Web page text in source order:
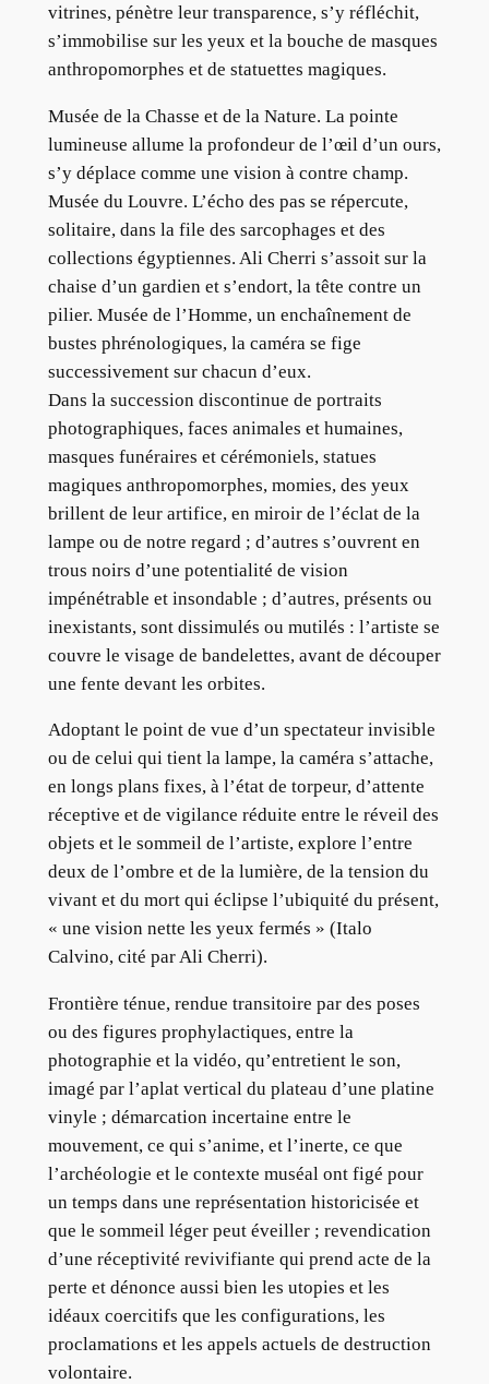
vitrines, pénètre leur transparence, s’y réfléchit,
s’immobilise sur les yeux et la bouche de masques
anthropomorphes et de statuettes magiques.
Musée de la Chasse et de la Nature. La pointe
lumineuse allume la profondeur de l’œil d’un ours,
s’y déplace comme une vision à contre champ.
Musée du Louvre. L’écho des pas se répercute,
solitaire, dans la file des sarcophages et des
collections égyptiennes. Ali Cherri s’assoit sur la
chaise d’un gardien et s’endort, la tête contre un
pilier. Musée de l’Homme, un enchaînement de
bustes phrénologiques, la caméra se fige
successivement sur chacun d’eux.
Dans la succession discontinue de portraits
photographiques, faces animales et humaines,
masques funéraires et cérémoniels, statues
magiques anthropomorphes, momies, des yeux
brillent de leur artifice, en miroir de l’éclat de la
lampe ou de notre regard ; d’autres s’ouvrent en
trous noirs d’une potentialité de vision
impénétrable et insondable ; d’autres, présents ou
inexistants, sont dissimulés ou mutilés : l’artiste se
couvre le visage de bandelettes, avant de découper
une fente devant les orbites.
Adoptant le point de vue d’un spectateur invisible
ou de celui qui tient la lampe, la caméra s’attache,
en longs plans fixes, à l’état de torpeur, d’attente
réceptive et de vigilance réduite entre le réveil des
objets et le sommeil de l’artiste, explore l’entre
deux de l’ombre et de la lumière, de la tension du
vivant et du mort qui éclipse l’ubiquité du présent,
« une vision nette les yeux fermés » (Italo
Calvino, cité par Ali Cherri).
Frontière ténue, rendue transitoire par des poses
ou des figures prophylactiques, entre la
photographie et la vidéo, qu’entretient le son,
imagé par l’aplat vertical du plateau d’une platine
vinyle ; démarcation incertaine entre le
mouvement, ce qui s’anime, et l’inerte, ce que
l’archéologie et le contexte muséal ont figé pour
un temps dans une représentation historicisée et
que le sommeil léger peut éveiller ; revendication
d’une réceptivité revivifiante qui prend acte de la
perte et dénonce aussi bien les utopies et les
idéaux coercitifs que les configurations, les
proclamations et les appels actuels de destruction
volontaire.